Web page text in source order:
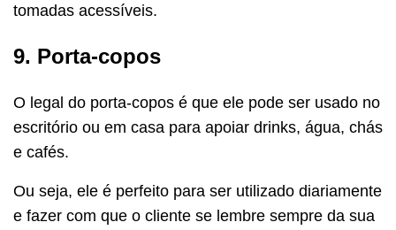
tomadas acessíveis.
9. Porta-copos
O legal do porta-copos é que ele pode ser usado no
escritório ou em casa para apoiar drinks, água, chás
e cafés.
Ou seja, ele é perfeito para ser utilizado diariamente
e fazer com que o cliente se lembre sempre da sua